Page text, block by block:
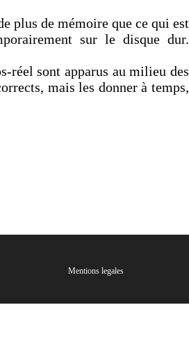
plus de mémoire que ce qui est
sur le disque dur.
réel sont apparus au milieu des
mais les donner à temps,
Mentions legales